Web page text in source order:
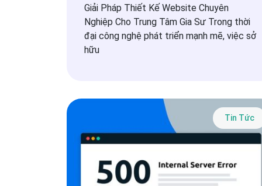
Giải Pháp Thiết Kế Website Chuyên
Nghiệp Cho Trung Tâm Gia Sư Trong thời
đại công nghệ phát triển mạnh mẽ, việc sở
hữu
Tin Tức